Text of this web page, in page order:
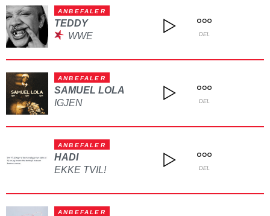
ANBEFALER
TEDDY
WWE
DEL
ANBEFALER
SAMUEL LOLA
IGJEN
DEL
ANBEFALER
HADI
EKKE TVIL!
DEL
ANBEFALER